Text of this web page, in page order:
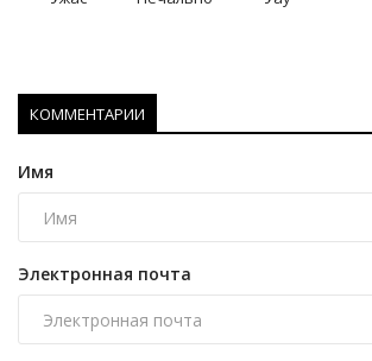
КОММЕНТАРИИ
Имя
Электронная почта